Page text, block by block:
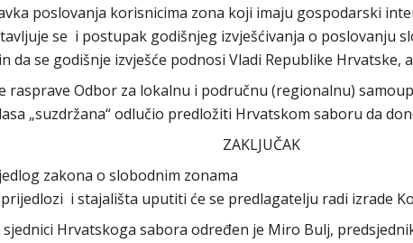
poslovanja korisnicima zona koji imaju gospodarski
se i postupak godišnjeg izvješćivanja o poslovanju
da se godišnje izvješće podnosi Vladi Republike Hrvatske,
rasprave Odbor za lokalnu i područnu (regionalnu)
„suzdržana“ odlučio predložiti Hrvatskom saboru da
ZAKLJUČAK
zakona o slobodnim zonama
prijedlozi i stajališta uputiti će se predlagatelju radi izrade
Hrvatskoga sabora određen je Miro Bulj,